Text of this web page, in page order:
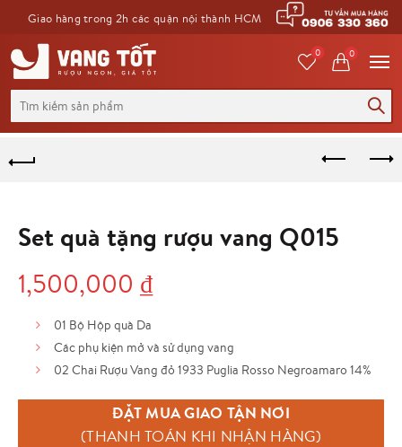
Giao hàng trong 2h các quận nội thành HCM
cho:
0 0
Set quà tặng rượu vang Q015
1,500,000 ₫
01 Bộ Hộp quà Da
Các phụ kiện mở và sử dụng vang
02 Chai Rượu Vang đỏ 1933 Puglia Rosso Negroamaro 14%
ĐẶT MUA GIAO TẬN NƠI
(THANH TOÁN KHI NHẬN HÀNG)